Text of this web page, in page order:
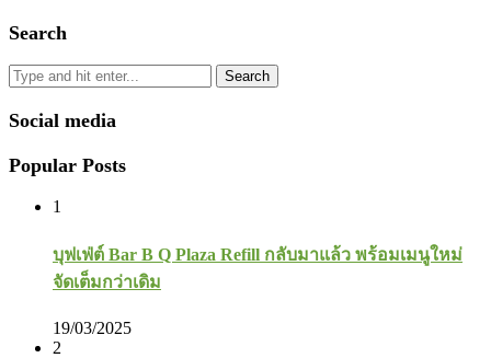
Search
Search
Social media
Popular Posts
1
บุฟเฟ่ต์ Bar B Q Plaza Refill กลับมาแล้ว พร้อมเมนูใหม่
จัดเต็มกว่าเดิม
19/03/2025
2